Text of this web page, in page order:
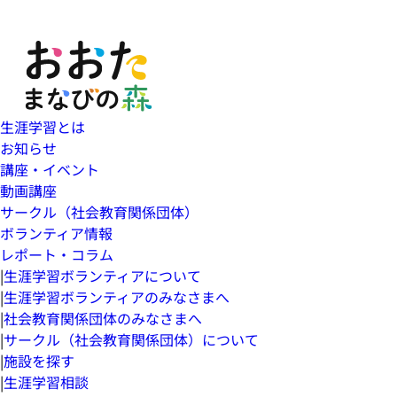
生涯学習とは
お知らせ
講座・イベント
動画講座
サークル（社会教育関係団体）
ボランティア情報
レポート・コラム
|生涯学習ボランティアについて
|生涯学習ボランティアのみなさまへ
|社会教育関係団体のみなさまへ
|サークル（社会教育関係団体）について
|施設を探す
|生涯学習相談